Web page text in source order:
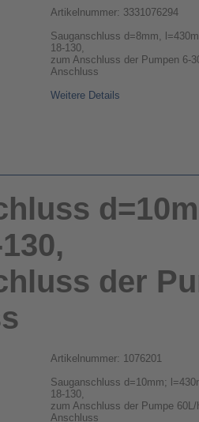
Artikelnummer: 3331076294
Sauganschluss d=8mm,
18-130,
zum Anschluss der Pumpen 6-
Anschluss
Weitere Details
der
Artikelnummer: 1076201
Sauganschluss d=10mm;
18-130,
zum Anschluss der Pumpe
Anschluss